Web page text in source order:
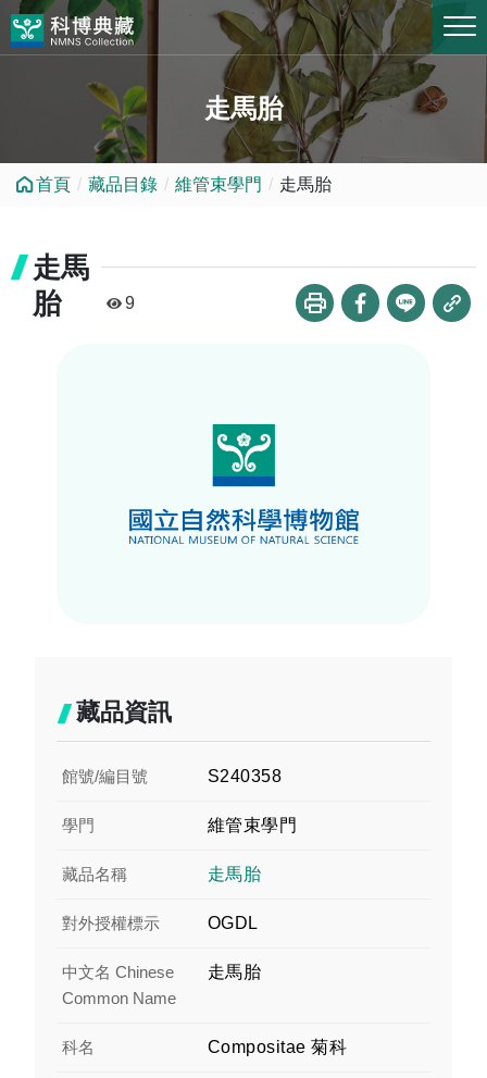
跳到中央內容區塊
走馬胎
首頁 藏品目錄 維管束學門 走馬胎
走馬
胎
9
藏品資訊
館號/編目號 S240358
學門 維管束學門
藏品名稱 走馬胎
對外授權標示 OGDL
中文名 Chinese
Common Name
走馬胎
科名 Compositae 菊科